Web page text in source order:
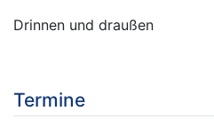
Drinnen und draußen
Termine